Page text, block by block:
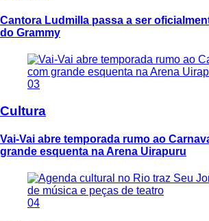
Cantora Ludmilla passa a ser
do Grammy
03
Cultura
Vai-Vai abre temporada rumo ao
grande esquenta na Arena Uirapuru
04